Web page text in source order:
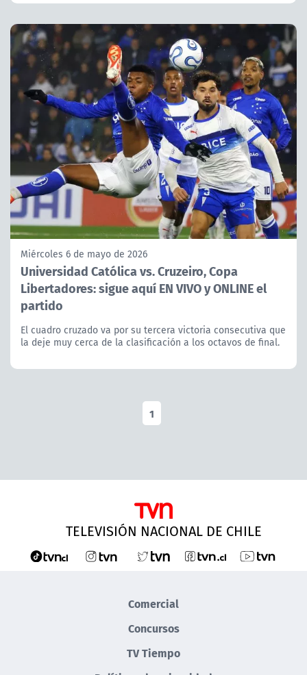
Miércoles 6 de mayo de 2026
Universidad Católica vs. Cruzeiro, Copa
Libertadores: sigue aquí EN VIVO y ONLINE el
partido
El cuadro cruzado va por su tercera victoria consecutiva que
la deje muy cerca de la clasificación a los octavos de final.
1
TELEVISIÓN NACIONAL DE CHILE
Comercial
Concursos
TV Tiempo